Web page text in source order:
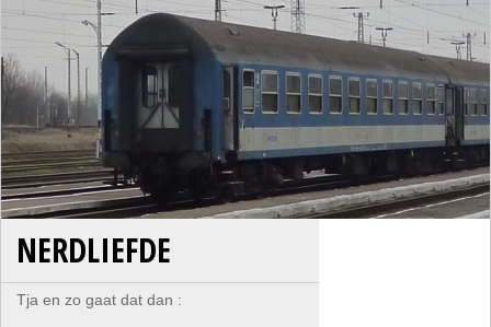
NERDLIEFDE
Tja en zo gaat dat dan :